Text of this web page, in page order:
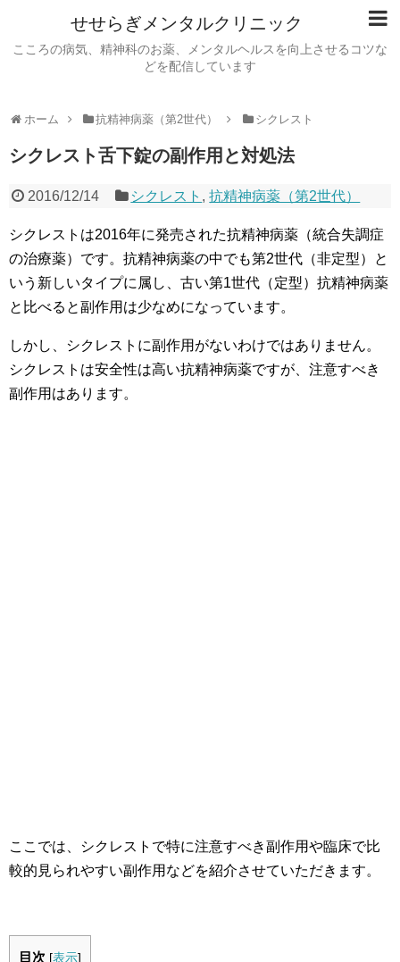
せせらぎメンタルクリニック
こころの病気、精神科のお薬、メンタルヘルスを向上させるコツな
どを配信しています
ホーム 抗精神病薬（第2世代） シクレスト
シクレスト舌下錠の副作用と対処法
2016/12/14 シクレスト ,抗精神病薬（第2世代）
シクレストは2016年に発売された抗精神病薬（統合失調症
の治療薬）です。抗精神病薬の中でも第2世代（非定型）と
いう新しいタイプに属し、古い第1世代（定型）抗精神病薬
と比べると副作用は少なめになっています。
しかし、シクレストに副作用がないわけではありません。
シクレストは安全性は高い抗精神病薬ですが、注意すべき
副作用はあります。
ここでは、シクレストで特に注意すべき副作用や臨床で比
較的見られやすい副作用などを紹介させていただきます。
目次 [表示]